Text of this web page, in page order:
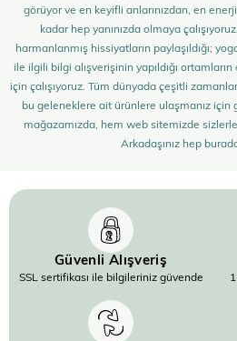
görüyor ve en keyifli anlarınızdan, en
kadar hep yanınızda olmaya
harmanlanmış hissiyatların paylaşıldığı;
ile ilgili bilgi alışverişinin yapıldığı
için çalışıyoruz. Tüm dünyada çeşitli
bu geleneklere ait ürünlere ulaşmanız
mağazamızda, hem web sitemizde
Arkadaşınız hep
Güvenli Alışveriş
SSL sertifikası ile bilgileriniz güvende